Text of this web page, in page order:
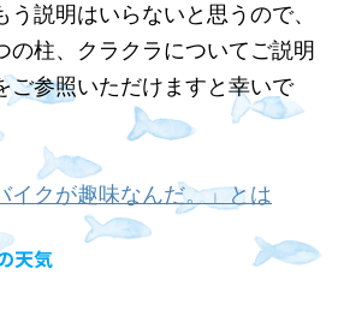
説明はいらないと思うので、
の柱、クラクラについてご説明
ご参照いただけますと幸いで
イクが趣味なんだ。」とは
天気